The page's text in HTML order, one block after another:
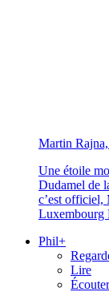
Martin
Une étoile
Dudamel de
c’est officiel,
Luxembourg
Phil+
Lire
Écouter